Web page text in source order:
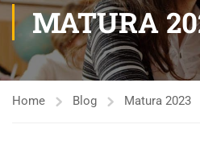
MATURA
Home Blog Matura 2023